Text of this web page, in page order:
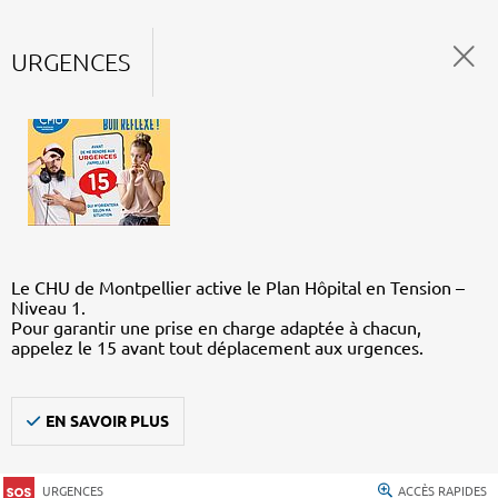
URGENCES
Le CHU de Montpellier active le Plan Hôpital en Tension –
Niveau 1.
Pour garantir une prise en charge adaptée à chacun,
appelez le 15 avant tout déplacement aux urgences.
EN SAVOIR PLUS
URGENCES ACCÈS RAPIDES